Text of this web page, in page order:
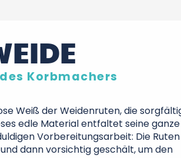
Korbmachers
Weiß der Weidenruten, die
edle Material entfaltet seine ganze
Vorbereitungsarbeit: Die Ruten
dann vorsichtig geschält, um den